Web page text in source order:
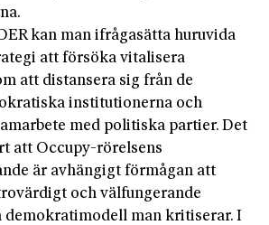
kan man ifrågasätta huruvida
att försöka vitalisera
att distansera sig från de
institutionerna och
med politiska partier. Det
att Occupy-rörelsens
är avhängigt förmågan att
och välfungerande
man kritiserar. I